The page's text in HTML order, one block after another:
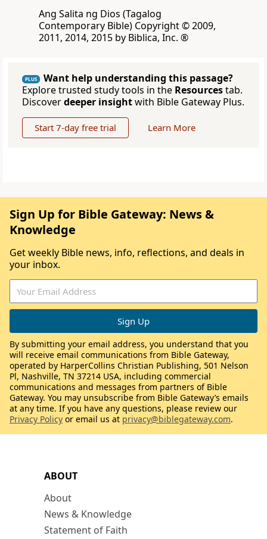
Ang Salita ng Dios (Tagalog
Contemporary Bible) Copyright © 2009,
2011, 2014, 2015 by Biblica, Inc. ®
PLUS
Want help understanding this passage?
Explore trusted study tools in the Resourcestab.
Discoverdeeper insightwith Bible Gateway Plus.
Start 7-day free trial Learn More
ABOUT
About
News & Knowledge
Statement of Faith
Sign Up for Bible Gateway: News &
Knowledge
Get weekly Bible news, info, reflections, and deals in
your inbox.
By submitting your email address, you understand that you
will receive email communications from Bible Gateway,
operated by HarperCollins Christian Publishing, 501 Nelson
Pl, Nashville, TN 37214 USA, including commercial
communications and messages from partners of Bible
Gateway. You may unsubscribe from Bible Gateway’s emails
at any time. If you have any questions, please review our
Privacy Policy or email us at privacy@biblegateway.com.